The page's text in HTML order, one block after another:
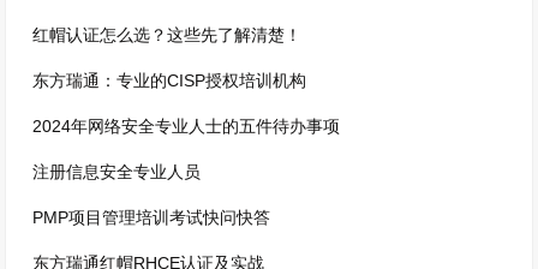
红帽认证怎么选？这些先了解清楚！
东方瑞通：专业的CISP授权培训机构
2024年网络安全专业人士的五件待办事项
注册信息安全专业人员
PMP项目管理培训考试快问快答
东方瑞通红帽RHCE认证及实战